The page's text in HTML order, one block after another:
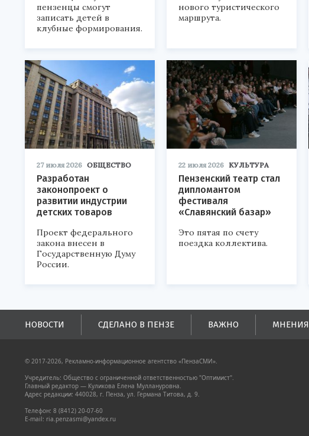
пензенцы смогут
записать детей в
клубные формирования.
нового туристического
маршрута.
27 июля 2026 ОБЩЕСТВО
Разработан
законопроект о
развитии индустрии
детских товаров
Проект федерального
закона внесен в
Государственную Думу
России.
22 июля 2026 КУЛЬТУРА
Пензенский театр стал
дипломантом
фестиваля
«Славянский базар»
Это пятая по счету
поездка коллектива.
НОВОСТИ СДЕЛАНО В ПЕНЗЕ ВАЖНО МНЕНИЯ
© 2017-2026, Рекламно-информационное агентство «ПензаСМИ».
Учредитель: Общество с ограниченной ответственностью "Оптимист".
Главный редактор — Куликова Елена Муллануровна.
Адрес редакции: 440028, г. Пенза, ул. Германа Титова, д. 9.
Телефон: 8 (8412) 20-07-60
E-mail: ria.penzasmi@yandex.ru